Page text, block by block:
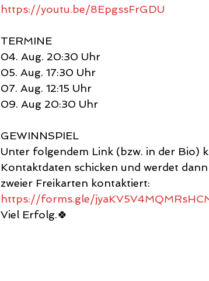
https://youtu.be/8EpgssFrGDU
TERMINE
04. Aug. 20:30 Uhr
05. Aug. 17:30 Uhr
07. Aug. 12:15 Uhr
09. Aug 20:30 Uhr
GEWINNSPIEL
Unter folgendem Link (bzw. in der Bio)
Kontaktdaten schicken und werdet
zweier Freikarten kontaktiert:
https://forms.gle/
Viel Erfolg.🍀